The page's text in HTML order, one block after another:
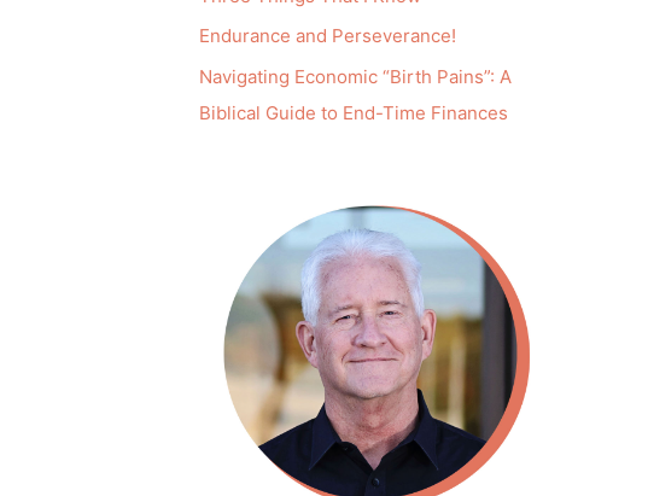
Endurance and Perseverance!
Navigating Economic “Birth Pains”: A
Biblical Guide to End-Time Finances